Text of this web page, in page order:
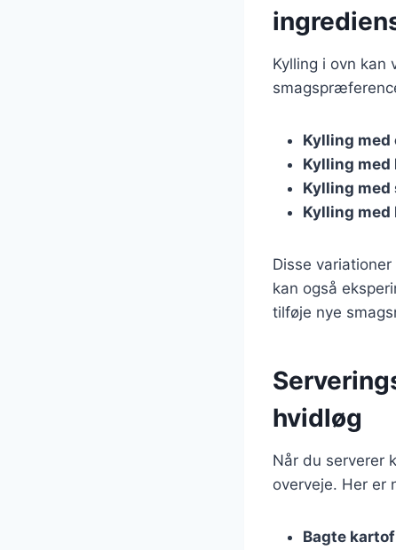
Kylling i ovn kan
Kylling med
Kylling med
Kylling med
Kylling med
Disse
kan også
tilføje nye
hvidløg
Når du serverer
overveje. Her er
Bagte